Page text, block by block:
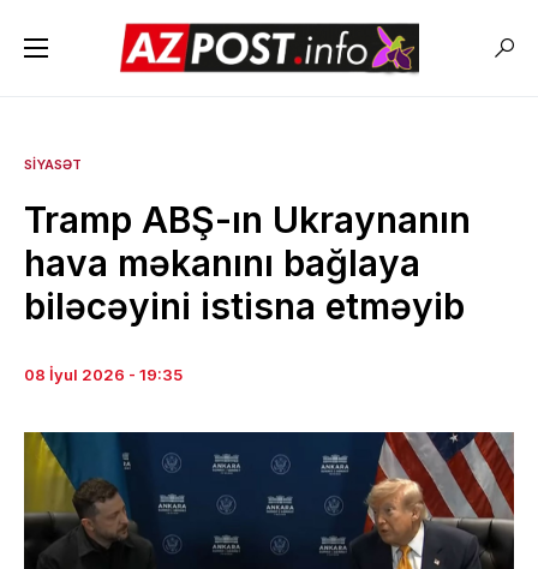
SIYASƏT
Tramp ABŞ-ın Ukraynanın
hava məkanını bağlaya
biləcəyini istisna etməyib
08 İyul 2026 - 19:35